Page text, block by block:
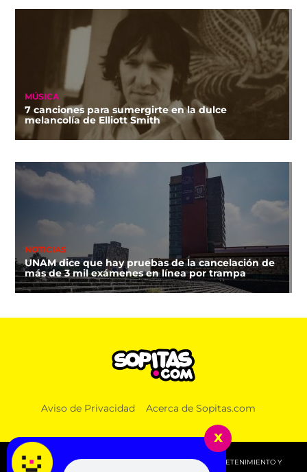
MÚSICA
7 canciones para sumergirte en la dulce
melancolía de Elliott Smith
NOTICIAS
UNAM dice que hay pruebas de la cancelación de
más de 3 mil exámenes en línea por trampa
Aviso de Privacidad Acerca de Sopitas.com
© 2026 SOPITAS.COM - MÚSICA, NOTICIAS, DEPORTES, ENTRETENIMIENTO Y
x